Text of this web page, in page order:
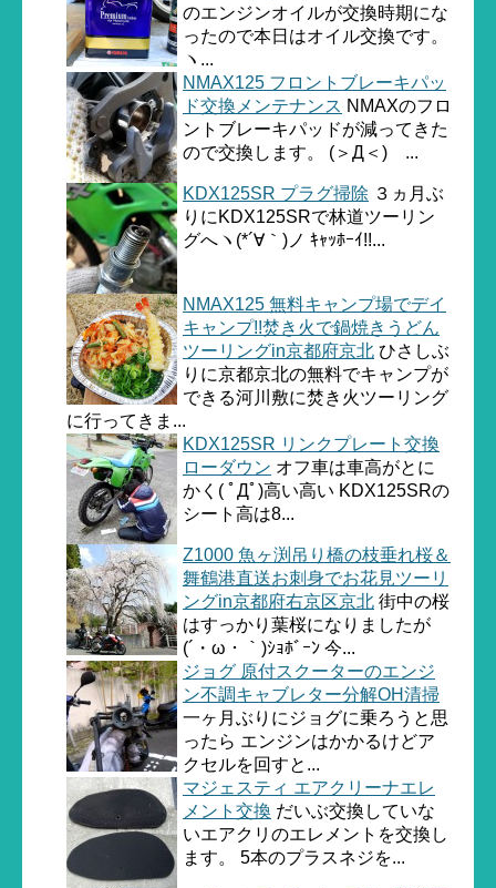
のエンジンオイルが交換時期にな
ったので本日はオイル交換です。
ヽ...
NMAX125 フロントブレーキパッ
ド交換メンテナンス NMAXのフロ
ントブレーキパッドが減ってきた
ので交換します。 (＞Д＜)ゝ...
KDX125SR プラグ掃除 ３ヵ月ぶ
りにKDX125SRで林道ツーリン
グへヽ(*´∀｀)ノ ｷｬｯﾎｰｲ!!...
NMAX125 無料キャンプ場でデイ
キャンプ!!焚き火で鍋焼きうどん
ツーリングin京都府京北 ひさしぶ
りに京都京北の無料でキャンプが
できる河川敷に焚き火ツーリング
に行ってきま...
KDX125SR リンクプレート交換
ローダウン オフ車は車高がとに
かく( ﾟДﾟ)高い高い KDX125SRの
シート高は8...
Z1000 魚ヶ渕吊り橋の枝垂れ桜＆
舞鶴港直送お刺身でお花見ツーリ
ングin京都府右京区京北 街中の桜
はすっかり葉桜になりましたが
(´・ω・｀)ｼｮﾎﾞｰﾝ 今...
ジョグ 原付スクーターのエンジ
ン不調キャブレター分解OH清掃
一ヶ月ぶりにジョグに乗ろうと思
ったら エンジンはかかるけどア
クセルを回すと...
マジェスティ エアクリーナエレ
メント交換 だいぶ交換していな
いエアクリのエレメントを交換し
ます。 5本のプラスネジを...